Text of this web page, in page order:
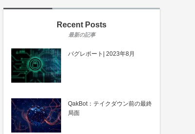
Recent Posts
バグレポート| 2023年8月
QakBot：テイクダウン前の最終
局面